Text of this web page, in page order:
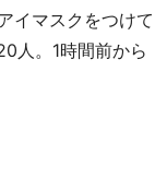
イマスクをつけて
人。1時間前から